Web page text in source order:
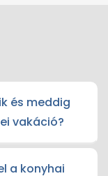
és meddig
vakáció?
a konyhai